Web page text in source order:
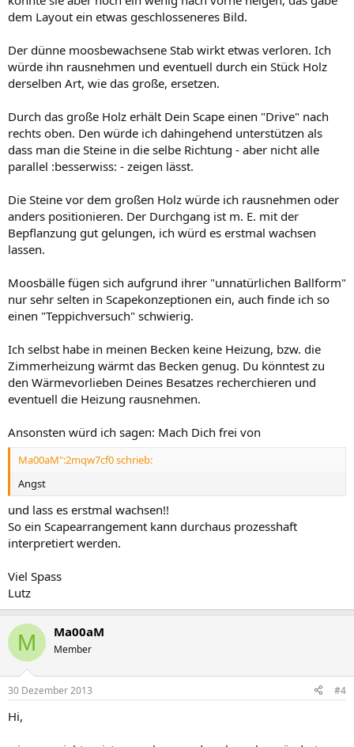
dem Layout ein etwas geschlosseneres Bild.
Der dünne moosbewachsene Stab wirkt etwas verloren. Ich
würde ihn rausnehmen und eventuell durch ein Stück Holz
derselben Art, wie das große, ersetzen.
Durch das große Holz erhält Dein Scape einen "Drive" nach
rechts oben. Den würde ich dahingehend unterstützen als
dass man die Steine in die selbe Richtung - aber nicht alle
parallel :besserwiss: - zeigen lässt.
Die Steine vor dem großen Holz würde ich rausnehmen oder
anders positionieren. Der Durchgang ist m. E. mit der
Bepflanzung gut gelungen, ich würd es erstmal wachsen
lassen.
Moosbälle fügen sich aufgrund ihrer "unnatürlichen Ballform"
nur sehr selten in Scapekonzeptionen ein, auch finde ich so
einen "Teppichversuch" schwierig.
Ich selbst habe in meinen Becken keine Heizung, bzw. die
Zimmerheizung wärmt das Becken genug. Du könntest zu
den Wärmevorlieben Deines Besatzes recherchieren und
eventuell die Heizung rausnehmen.
Ansonsten würd ich sagen: Mach Dich frei von
Ma00aM":2mqw7cf0 schrieb:
Angst
und lass es erstmal wachsen!!
So ein Scapearrangement kann durchaus prozesshaft
interpretiert werden.
Viel Spass
Lutz
M Ma00aM
Member
30 Dezember 2013 #4
Hi,